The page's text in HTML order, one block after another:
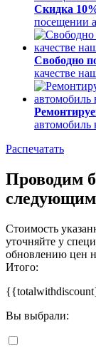
Скидка
посещении
Свободно
качестве
автомобиль
Распечатать
Проводим
Стоимость
уточняйте у
обновлению цен
Итого:
Вы выбрали: